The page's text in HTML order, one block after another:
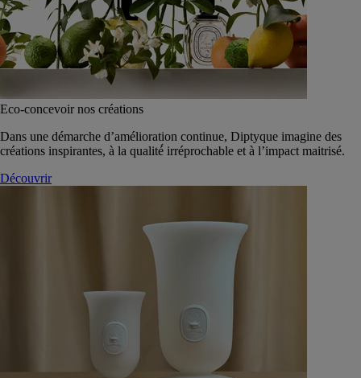
Eco-concevoir nos créations
Dans une démarche d’amélioration continue, Diptyque imagine des
créations inspirantes, à la qualité́ irréprochable et à l’impact maitrisé.
Découvrir